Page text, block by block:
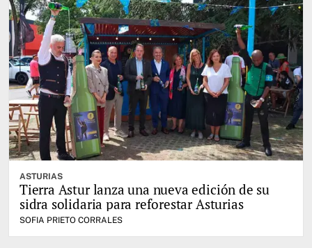
ASTURIAS
Tierra Astur lanza una nueva edición de su
sidra solidaria para reforestar Asturias
SOFIA PRIETO CORRALES